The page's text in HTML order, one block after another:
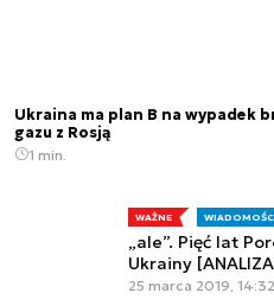
Ukraina ma plan B na wypadek
gazu z Rosją
1 min.
WAŻNE
„ale”. Pięć lat
Ukrainy
25 marca 2019, 14:32